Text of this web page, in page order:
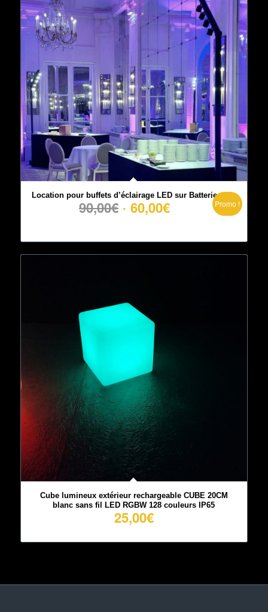
Location pour buffets d’éclairage LED sur Batterie
90,00€ Le
était :
60,00€Le
est :
Promo !
Cube lumineux extérieur rechargeable CUBE 20CM
blanc sans fil LED RGBW 128 couleurs IP65
25,00€